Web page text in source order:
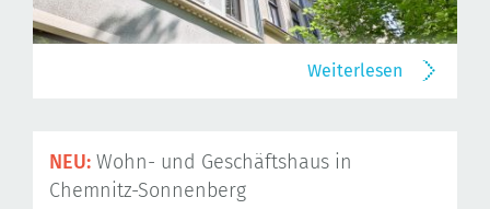
Weiterlesen
NEU: Wohn- und Geschäftshaus in
Chemnitz-Sonnenberg